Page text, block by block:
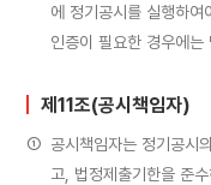
에 정기공시를 실행하
인증이 필요한 경우에
제11조(공시책임자)
① 공시책임자는 정기공시
고, 법정제출기한을 준